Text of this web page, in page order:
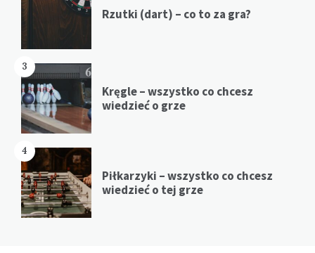
Rzutki (dart) – co to za gra?
3
Kręgle – wszystko co chcesz
wiedzieć o grze
4
Piłkarzyki – wszystko co chcesz
wiedzieć o tej grze